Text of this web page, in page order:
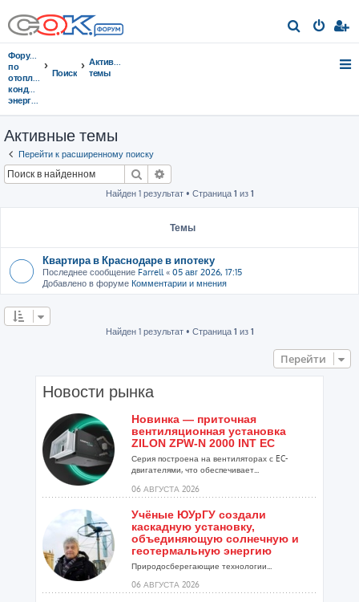
о
Форумы
по
отоплению,
кондиционированию,
энергосбережению
Поиск
Активные
темы
Активные темы
Перейти к расширенному поиску
Поиск
Найден 1 результат • Страница 1 из 1
Темы
Квартира в Краснодаре в ипотеку
Последнее сообщение Farrell « 05 авг 2026, 17:15
Добавлено в форуме Комментарии и мнения
Найден 1 результат • Страница 1 из 1
Перейти
Новости рынка
Новинка — приточная
вентиляционная установка
ZILON ZPW-N 2000 INT EC
Серия построена на вентиляторах с EC-
двигателями, что обеспечивает...
06 АВГУСТА 2026
Учёные ЮУрГУ создали
каскадную установку,
объединяющую солнечную и
геотермальную энергию
Природосберегающие технологии...
06 АВГУСТА 2026